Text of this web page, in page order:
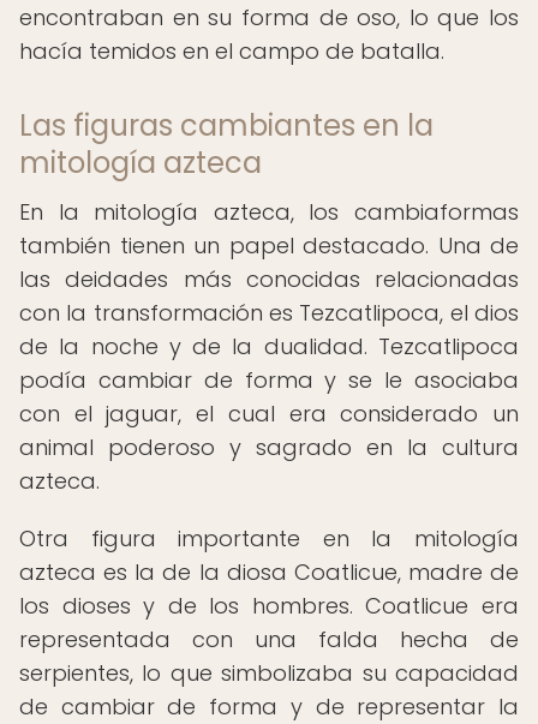
encontraban en su forma de oso, lo que los
hacía temidos en el campo de batalla.
Las figuras cambiantes en la
mitología azteca
En la mitología azteca, los cambiaformas
también tienen un papel destacado. Una de
las deidades más conocidas relacionadas
con la transformación es Tezcatlipoca, el dios
de la noche y de la dualidad. Tezcatlipoca
podía cambiar de forma y se le asociaba
con el jaguar, el cual era considerado un
animal poderoso y sagrado en la cultura
azteca.
Otra figura importante en la mitología
azteca es la de la diosa Coatlicue, madre de
los dioses y de los hombres. Coatlicue era
representada con una falda hecha de
serpientes, lo que simbolizaba su capacidad
de cambiar de forma y de representar la